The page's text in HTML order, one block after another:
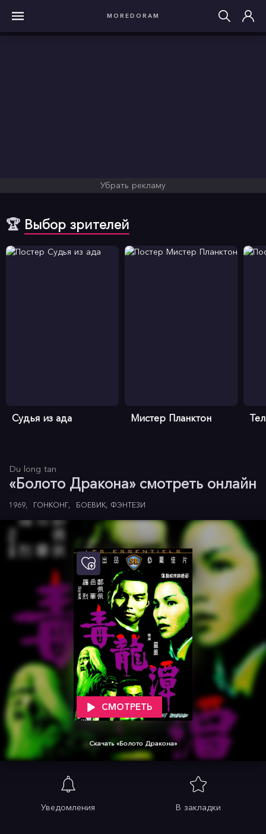
MOREDORAM
Убрать рекламу
🏆 Выбор зрителей
Судья из ада Мистер Планктон
Du long tan
«Болото Дракона» смотреть онлайн
1969 ГОНКОНГ БОЕВИК ФЭНТЕЗИ
СМОТРЕТЬ
Скачать «Болото Дракона»
Уведомления В закладки